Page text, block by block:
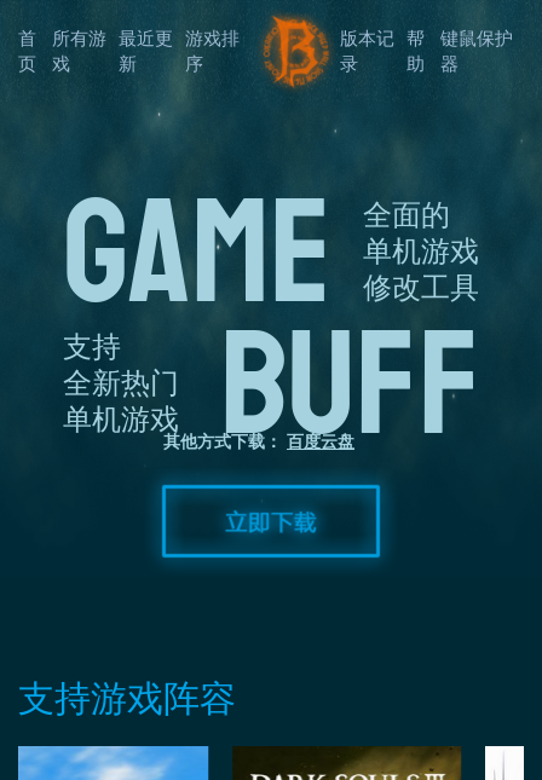
首
页
所有游
戏
最近更
新
游戏排
序
版本记
录
帮
助
键鼠保护
器
GAME
全面的
单机游戏
修改工具
支持
全新热门
单机游戏
BUFF
其他方式下载： 百度云盘
支持游戏阵容